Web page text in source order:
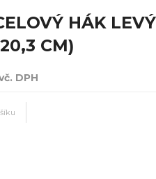
HÁK LEVÝ
CM)
DPH